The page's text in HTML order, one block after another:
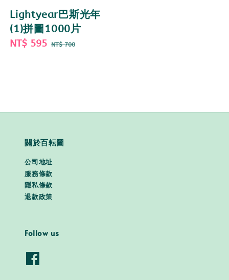
Lightyear巴斯光年
(1)拼圖1000片
Sale
NT$ 595 Regular
NT$ 700
關於百耘圖
公司地址
服務條款
隱私條款
退款政策
Follow us